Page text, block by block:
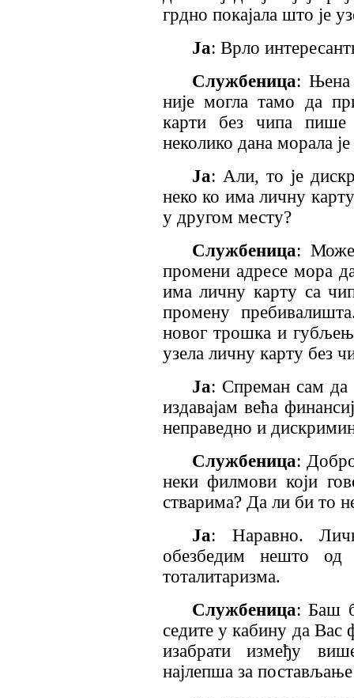
грдно покајала што је
Ја: Врло
Службеница: Њена
није могла тамо да
карти без чипа
неколико дана морала
Ја: Али, то је
неко ко има личну
у другом месту?
Службеница: Може
промени адресе мора
има личну карту са
промену
новог трошка и
узела личну карту без
Ја: Спреман сам да
издавајам већа
неправедно и
Службеница:
неки филмови који
стварима? Да ли би то
Ја: Наравно.
обезбедим нешто од
тоталитаризма.
Службеница: Баш
седите у кабину да
изабрати између
најлепша за